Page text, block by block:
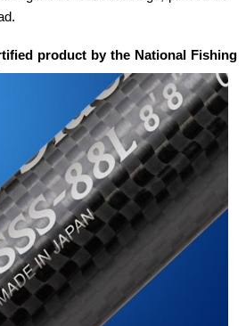
product by the National Fishing